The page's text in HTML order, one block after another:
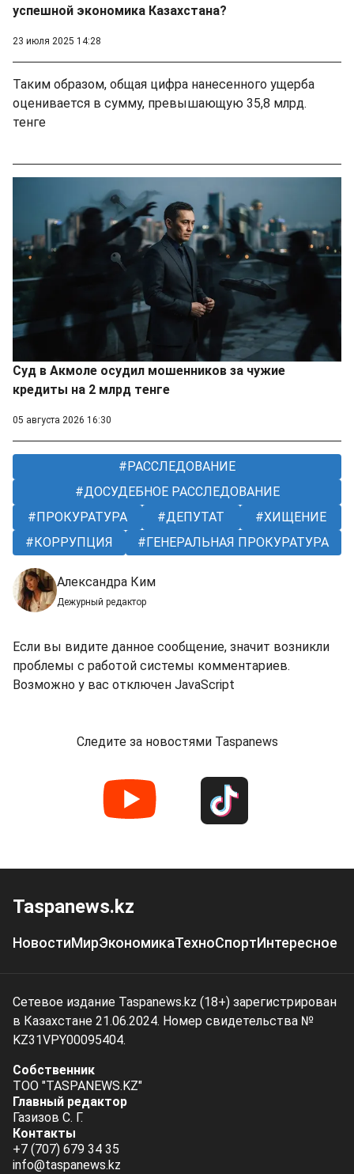
успешной экономика Казахстана?
23 июля 2025 14:28
Таким образом, общая цифра нанесенного ущерба
оценивается в сумму, превышающую 35,8 млрд.
тенге
Суд в Акмоле осудил мошенников за чужие
кредиты на 2 млрд тенге
05 августа 2026 16:30
РАССЛЕДОВАНИЕ
ДОСУДЕБНОЕ РАССЛЕДОВАНИЕ
ПРОКУРАТУРА
ДЕПУТАТ
ХИЩЕНИЕ
КОРРУПЦИЯ
ГЕНЕРАЛЬНАЯ ПРОКУРАТУРА
Александра Ким
Дежурный редактор
Если вы видите данное сообщение, значит возникли
проблемы с работой системы комментариев.
Возможно у вас отключен JavaScript
Следите за новостями Taspanews
Taspanews.kz
НовостиМирЭкономикаТехноСпортИнтересное
Сетевое издание Taspanews.kz (18+) зарегистрирован
в Казахстане 21.06.2024. Номер свидетельства №
KZ31VPY00095404.
Собственник
ТОО "TASPANEWS.KZ"
Главный редактор
Газизов С. Г.
Контакты
+7 (707) 679 34 35
info@taspanews.kz